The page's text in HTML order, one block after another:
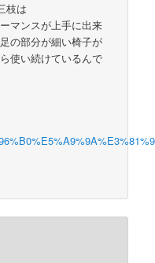
枝は
マンスが上手に出来
の部分が細い椅子が
使い続けているんで